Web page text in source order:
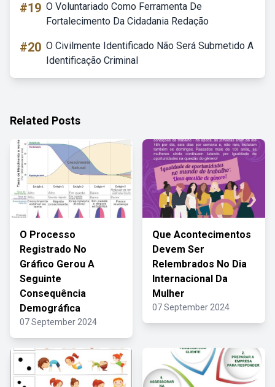
#19 O Voluntariado Como Ferramenta De
Fortalecimento Da Cidadania Redação
#20 O Civilmente Identificado Não Será Submetido A
Identificação Criminal
Related Posts
O Processo
Registrado No
Gráfico Gerou A
Seguinte
Consequência
Demográfica
07 September 2024
Que Acontecimentos
Devem Ser
Relembrados No Dia
Internacional Da
Mulher
07 September 2024